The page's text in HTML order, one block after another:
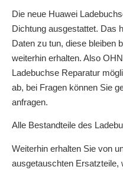
Die neue Huawei
Dichtung ausgestattet. Das
Daten zu tun, diese bleiben
weiterhin erhalten. Also
Ladebuchse Reparatur
ab, bei Fragen können Sie
anfragen.
Alle Bestandteile des
Weiterhin erhalten Sie von
ausgetauschten Ersatzteile,